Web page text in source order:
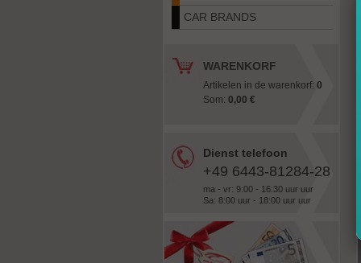
CAR BRANDS
WARENKORF
Artikelen in de warenkorf: 0
Som: 0,00 €
Dienst telefoon
+49 6443-81284-28
ma - vr: 9:00 - 16:30 uur uur
Sa: 8:00 uur - 18:00 uur uur